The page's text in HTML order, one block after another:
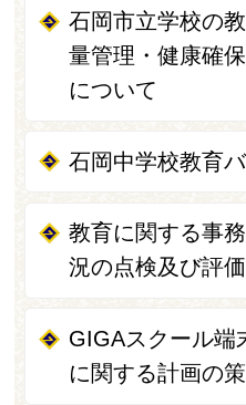
石岡市立学校の
量管理・健康確
について
石岡中学校教育
教育に関する事
況の点検及び評
GIGAスクール端
に関する計画の